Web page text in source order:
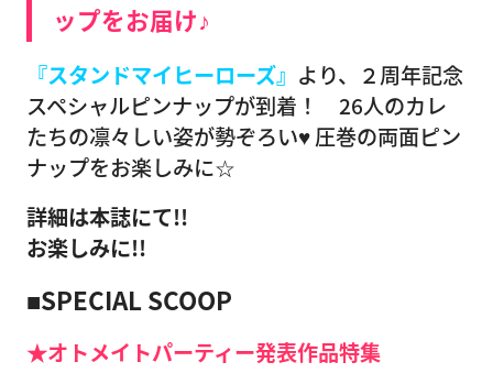
ップをお届け♪
『スタンドマイヒーローズ』 より、２周年記念
スペシャルピンナップが到着！ 26人のカレ
たちの凛々しい姿が勢ぞろい♥ 圧巻の両面ピン
ナップをお楽しみに☆
詳細は本誌にて!!
お楽しみに!!
■SPECIAL SCOOP
★オトメイトパーティー発表作品特集